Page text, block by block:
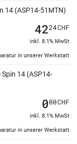
14 (ASP14-51MTN)
in unserer Werkstatt
4224CHF
inkl. 8.1% MwSt
14 (ASP14-
in unserer Werkstatt
000CHF
inkl. 8.1% MwSt